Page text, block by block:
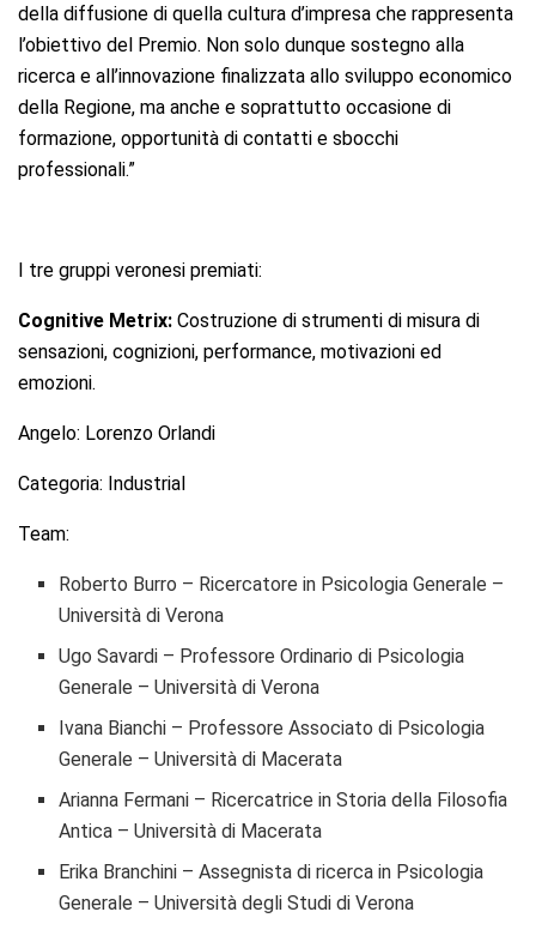
della diffusione di quella cultura d’impresa che rappresenta
l’obiettivo del Premio. Non solo dunque sostegno alla
ricerca e all’innovazione finalizzata allo sviluppo economico
della Regione, ma anche e soprattutto occasione di
formazione, opportunità di contatti e sbocchi
professionali.”
I tre gruppi veronesi premiati:
Cognitive Metrix: Costruzione di strumenti di misura di
sensazioni, cognizioni, performance, motivazioni ed
emozioni.
Angelo: Lorenzo Orlandi
Categoria: Industrial
Team:
Roberto Burro – Ricercatore in Psicologia Generale –
Università di Verona
Ugo Savardi – Professore Ordinario di Psicologia
Generale – Università di Verona
Ivana Bianchi – Professore Associato di Psicologia
Generale – Università di Macerata
Arianna Fermani – Ricercatrice in Storia della Filosofia
Antica – Università di Macerata
Erika Branchini – Assegnista di ricerca in Psicologia
Generale – Università degli Studi di Verona